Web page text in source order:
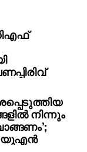
നിന്നും
യുഎന്‍